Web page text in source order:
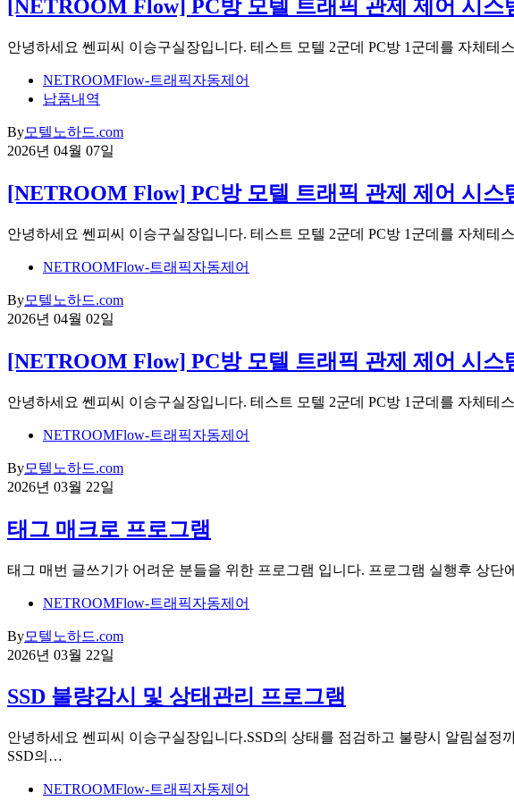
[NETROOM Flow] PC방 모텔 트래픽 관제 제어 시스
안녕하세요 쎈피씨 이승구실장입니다. 테스트 모텔 2군데 PC방 1군데를 자체
NETROOMFlow-트래픽자동제어
납품내역
By모텔노하드.com
2026년 04월 07일
[NETROOM Flow] PC방 모텔 트래픽 관제 제어 시스
안녕하세요 쎈피씨 이승구실장입니다. 테스트 모텔 2군데 PC방 1군데를 자체
NETROOMFlow-트래픽자동제어
By모텔노하드.com
2026년 04월 02일
[NETROOM Flow] PC방 모텔 트래픽 관제 제어 시스
안녕하세요 쎈피씨 이승구실장입니다. 테스트 모텔 2군데 PC방 1군데를 자체
NETROOMFlow-트래픽자동제어
By모텔노하드.com
2026년 03월 22일
태그 매크로 프로그램
태그 매번 글쓰기가 어려운 분들을 위한 프로그램 입니다. 프로그램 실행후 상
NETROOMFlow-트래픽자동제어
By모텔노하드.com
2026년 03월 22일
SSD 불량감시 및 상태관리 프로그램
안녕하세요 쎈피씨 이승구실장입니다.SSD의 상태를 점검하고 불량시 알림설
SSD의…
NETROOMFlow-트래픽자동제어